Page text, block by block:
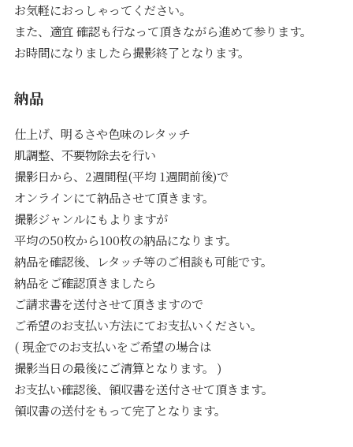
お気軽におっしゃってください。
また、適宜 確認も行なって頂きながら進めて参ります。
お時間になりましたら撮影終了となります。
納品
仕上げ、明るさや色味のレタッチ
肌調整、不要物除去を行い
撮影日から、2週間程(平均 1週間前後)で
オンラインにて納品させて頂きます。
撮影ジャンルにもよりますが
平均の50枚から100枚の納品になります。
納品を確認後、レタッチ等のご相談も可能です。
納品をご確認頂きましたら
ご請求書を送付させて頂きますので
ご希望のお支払い方法にてお支払いください。
( 現金でのお支払いをご希望の場合は
撮影当日の最後にご清算となります。 )
お支払い確認後、領収書を送付させて頂きます。
領収書の送付をもって完了となります。